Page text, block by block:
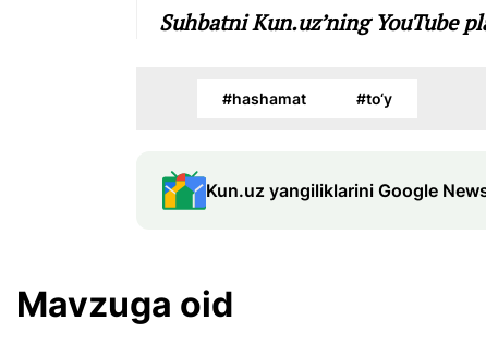
Suhbatni Kun.uz’ning YouTube
#hashamat #to‘y
Kun.uz yangiliklarini Google
Mavzuga oid